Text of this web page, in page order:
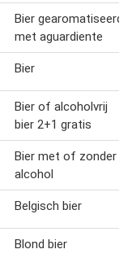
Bier gearomatiseerd
met aguardiente
Bier
Bier of alcoholvrij
bier 2+1 gratis
Bier met of zonder
alcohol
Belgisch bier
Blond bier